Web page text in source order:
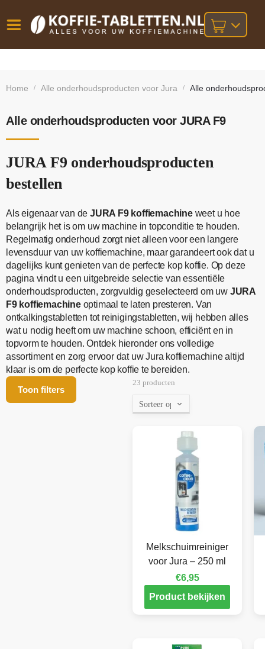
besteld,
bij orders
Home / Alle onderhoudsproducten voor Jura / Alle
Alle onderhoudsproducten voor JURA F9
JURA F9 onderhoudsproducten
bestellen
Als eigenaar van de JURA F9 koffiemachineweet u hoe
belangrijk het is om uw machine in topconditie te houden.
Regelmatig onderhoud zorgt niet alleen voor een langere
levensduur van uw koffiemachine, maar garandeert ook dat u
dagelijks kunt genieten van de perfecte kop koffie. Op deze
pagina vindt u een uitgebreide selectie van essentiële
onderhoudsproducten, zorgvuldig geselecteerd om uw JURA
F9 koffiemachineoptimaal te laten presteren. Van
ontkalkingstabletten tot reinigingstabletten, wij hebben alles
wat u nodig heeft om uw machine schoon, efficiënt en in
topvorm te houden. Ontdek hieronder ons volledige
assortiment en zorg ervoor dat uw Jura koffiemachine altijd
klaar is om de perfecte kop koffie te bereiden.
Toon filters
23 producten
Melkschuimreiniger
voor Jura – 250 ml
€6,95
Product bekijken